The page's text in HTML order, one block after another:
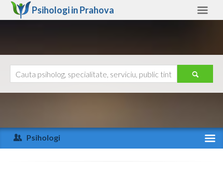
Psihologi in Prahova
Arad
Arges
Ajutor
Psihologi